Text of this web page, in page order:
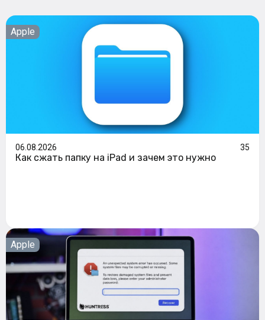
Apple
06.08.2026 35
Как сжать папку на iPad и зачем это нужно
Apple